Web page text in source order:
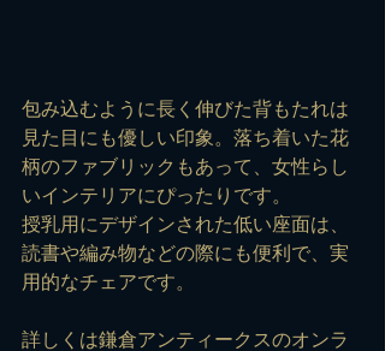
包み込むように長く伸びた背もたれは
見た目にも優しい印象。落ち着いた花
柄のファブリックもあって、女性らし
いインテリアにぴったりです。
授乳用にデザインされた低い座面は、
読書や編み物などの際にも便利で、実
用的なチェアです。
詳しくは鎌倉アンティークスのオンラ